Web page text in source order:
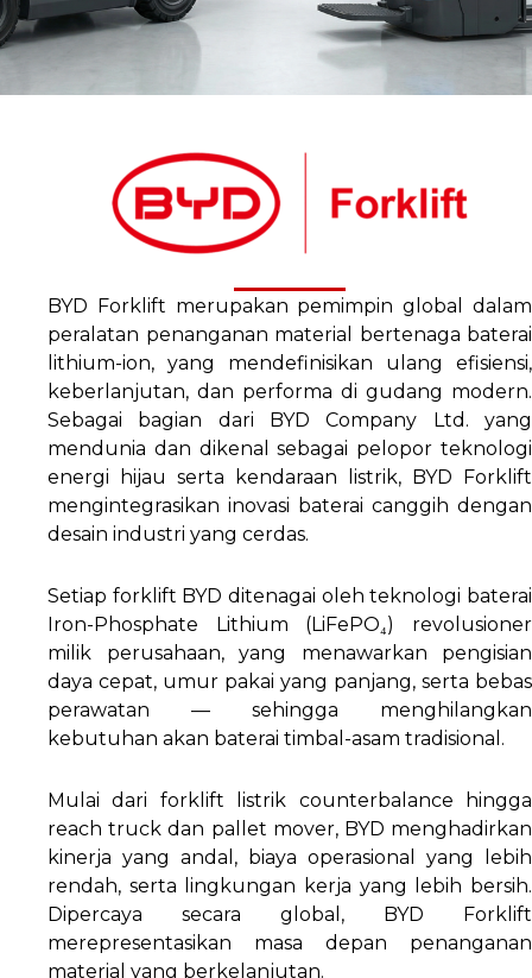
BYD Forklift merupakan pemimpin global dalam
peralatan penanganan material bertenaga baterai
lithium-ion, yang mendefinisikan ulang efisiensi,
keberlanjutan, dan performa di gudang modern.
Sebagai bagian dari BYD Company Ltd. yang
mendunia dan dikenal sebagai pelopor teknologi
energi hijau serta kendaraan listrik, BYD Forklift
mengintegrasikan inovasi baterai canggih dengan
desain industri yang cerdas.
Setiap forklift BYD ditenagai oleh teknologi baterai
Iron-Phosphate Lithium (LiFePO₄) revolusioner
milik perusahaan, yang menawarkan pengisian
daya cepat, umur pakai yang panjang, serta bebas
perawatan — sehingga menghilangkan
kebutuhan akan baterai timbal-asam tradisional.
Mulai dari forklift listrik counterbalance hingga
reach truck dan pallet mover, BYD menghadirkan
kinerja yang andal, biaya operasional yang lebih
rendah, serta lingkungan kerja yang lebih bersih.
Dipercaya secara global, BYD Forklift
merepresentasikan masa depan penanganan
material yang berkelanjutan.